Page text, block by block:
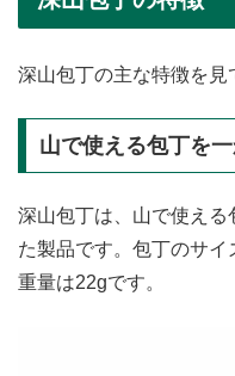
深山包丁の主な特徴を見
山で使える包丁を
深山包丁は、山で使える
た製品です。包丁のサイ
重量は22gです。